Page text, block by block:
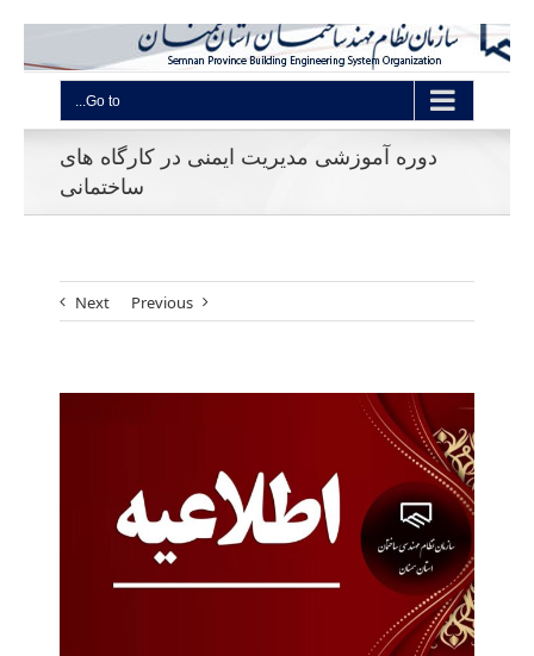
Go to...
دوره آموزشی مدیریت ایمنی در کارگاه های
ساختمانی
Previous
Next
View
Larger
Image